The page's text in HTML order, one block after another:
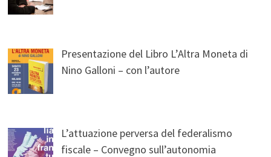
Presentazione del Libro L’Altra Moneta di
Nino Galloni – con l’autore
L’attuazione perversa del federalismo
fiscale – Convegno sull’autonomia